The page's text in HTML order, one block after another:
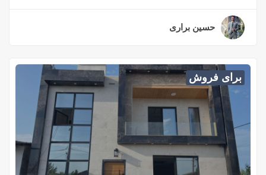
حسین براری
برای فروش